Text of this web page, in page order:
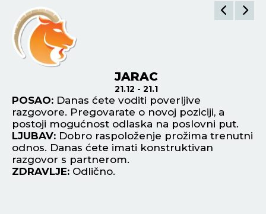
JARAC
21.12 - 21.1
POSAO: Danas ćete voditi poverljive
razgovore. Pregovarate o novoj poziciji, a
postoji mogućnost odlaska na poslovni put.
LJUBAV: Dobro raspoloženje prožima trenutni
odnos. Danas ćete imati konstruktivan
razgovor s partnerom.
ZDRAVLJE: Odlično.